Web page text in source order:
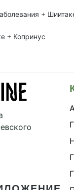
+
+ Копринус